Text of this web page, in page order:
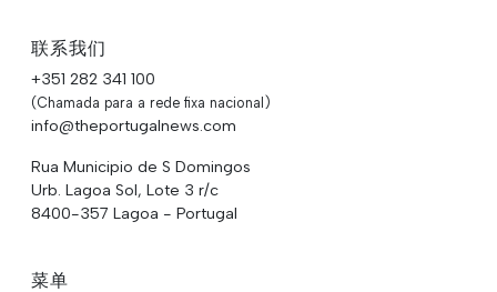
联系我们
+351 282 341 100
(Chamada para a rede fixa nacional)
info@theportugalnews.com
Rua Municipio de S Domingos
Urb. Lagoa Sol, Lote 3 r/c
8400-357 Lagoa - Portugal
菜单